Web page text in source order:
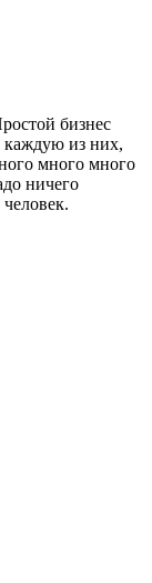
бизнес
каждую из них,
много много
ничего